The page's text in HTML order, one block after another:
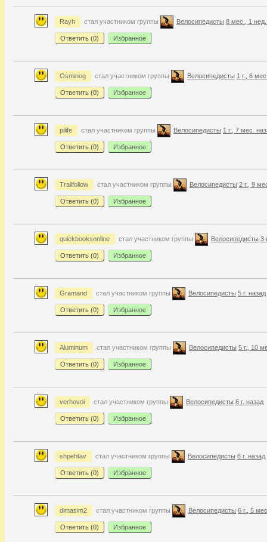
Rayh стал участником группы Велосипедисты 8 мес., 1 нед.
Ответить (0) Избранное
Osminog стал участником группы Велосипедисты 1 г., 6
Ответить (0) Избранное
pilife стал участником группы Велосипедисты 1 г., 7 мес.
Ответить (0) Избранное
Trailfollow стал участником группы Велосипедисты 2 г., 9
Ответить (0) Избранное
quickbooksonline стал участником группы Велосипедисты 3
Ответить (0) Избранное
Gramand стал участником группы Велосипедисты 5 г. назад
Ответить (0) Избранное
Aluminum стал участником группы Велосипедисты 5 г., 10
Ответить (0) Избранное
verhovoi стал участником группы Велосипедисты 6 г. назад
Ответить (0) Избранное
shpehtav стал участником группы Велосипедисты 6 г. назад
Ответить (0) Избранное
dimasim2 стал участником группы Велосипедисты 6 г., 5
Ответить (0) Избранное